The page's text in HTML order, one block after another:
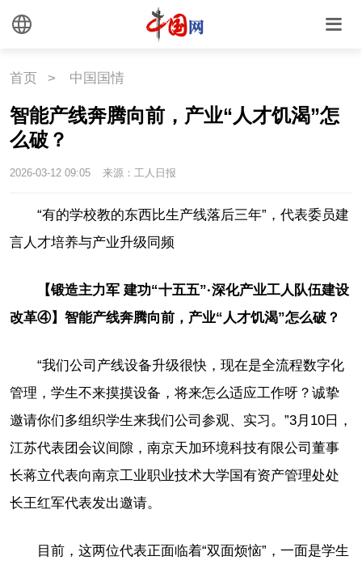
首页 > 中国国情
智能产线奔腾向前，产业“人才饥渴”怎
么破？
2026-03-12 09:05 来源：工人日报
“有的学校教的东西比生产线落后三年”，代表委员建
言人才培养与产业升级同频
【锻造主力军 建功“十五五”·深化产业工人队伍建设
改革④】智能产线奔腾向前，产业“人才饥渴”怎么破？
“我们公司产线设备升级很快，现在是全流程数字化
管理，学生不来摸摸设备，将来怎么适应工作呀？诚挚
邀请你们多组织学生来我们公司参观、实习。”3月10日，
江苏代表团会议间隙，南京天加环境科技有限公司董事
长蒋立代表向南京工业职业技术大学国有资产管理处处
长王红军代表发出邀请。
目前，这两位代表正面临着“双面烦恼”，一面是学生